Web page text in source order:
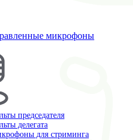
микрофоны
председателя
делегата
для стриминга